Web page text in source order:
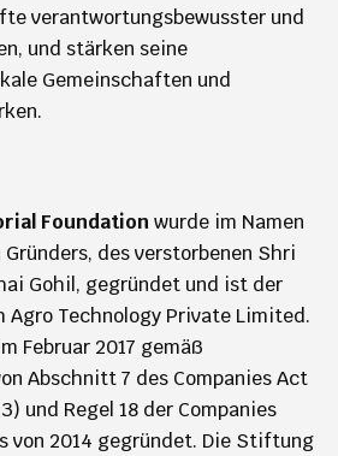
verantwortungsbewusster und
und stärken seine
Gemeinschaften und
Foundationwurde im Namen
des verstorbenen Shri
Gohil, gegründet und ist der
Agro Technology Private Limited.
Februar 2017 gemäß
Abschnitt 7 des Companies Act
und Regel 18 der Companies
von 2014 gegründet. Die Stiftung